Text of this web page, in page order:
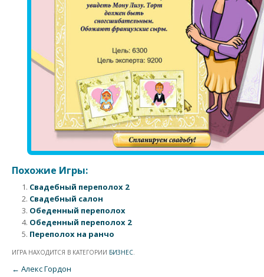
Похожие Игры:
Свадебный переполох 2
Свадебный салон
Обеденный переполох
Обеденный переполох 2
Переполох на ранчо
ИГРА НАХОДИТСЯ В КАТЕГОРИИ БИЗНЕС.
Post navigation
← Алекс Гордон